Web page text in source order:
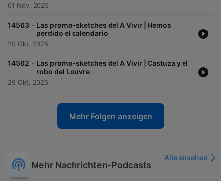
01 Nov. 2025
14563 - Las promo-sketches del A Vivir | Hemos
perdido el calendario
29 Okt. 2025
14562 - Las promo-sketches del A Vivir | Castuza y el
robo del Louvre
29 Okt. 2025
Mehr Folgen anzeigen
Mehr Nachrichten-Podcasts
Alle ansehen